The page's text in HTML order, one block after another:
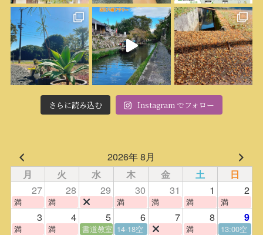
さらに読み込む Instagram でフォロー
2026年 8月
月 火 水 木 金 土 日
27 28 29 30 31 1 2
満 満 満 満 満 満
3 4 5 6 7 8 9
満 満 書道教室 14-18空 満
13:00空